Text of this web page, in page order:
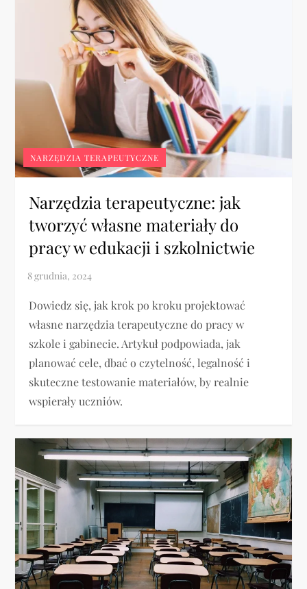
NARZĘDZIA TERAPEUTYCZNE
Narzędzia terapeutyczne: jak
tworzyć własne materiały do
pracy w edukacji i szkolnictwie
Dowiedz się, jak krok po kroku projektować
własne narzędzia terapeutyczne do pracy w
szkole i gabinecie. Artykuł podpowiada, jak
planować cele, dbać o czytelność, legalność i
skuteczne testowanie materiałów, by realnie
wspierały uczniów.